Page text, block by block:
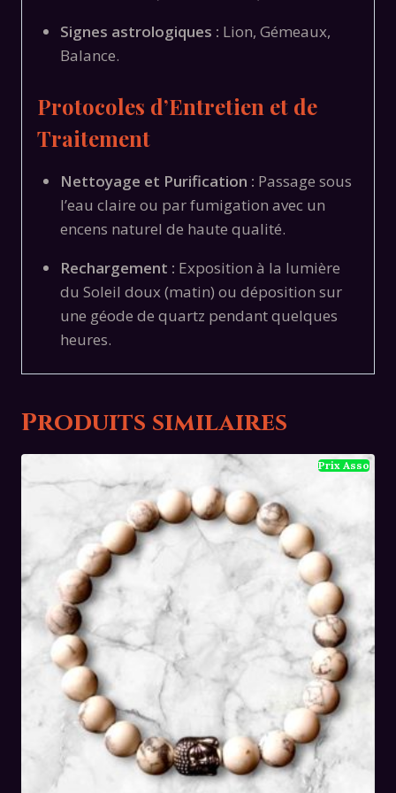
Signes astrologiques : Lion, Gémeaux,
Balance.
Protocoles d’Entretien et de
Traitement
Nettoyage et Purification : Passage sous
l’eau claire ou par fumigation avec un
encens naturel de haute qualité.
Rechargement : Exposition à la lumière
du Soleil doux (matin) ou déposition sur
une géode de quartz pendant quelques
heures.
Produits similaires